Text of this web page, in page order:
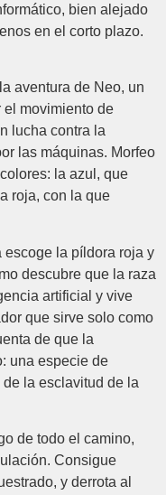
bien alejado
en el corto plazo.
aventura de Neo, un
el movimiento de
lucha contra la
las máquinas. Morfeo
la azul, que
roja, con la que
escoge la píldora roja y
descubre que la raza
artificial y vive
que sirve solo como
de que la
una especie de
la esclavitud de la
de todo el camino,
Consigue
y derrota al